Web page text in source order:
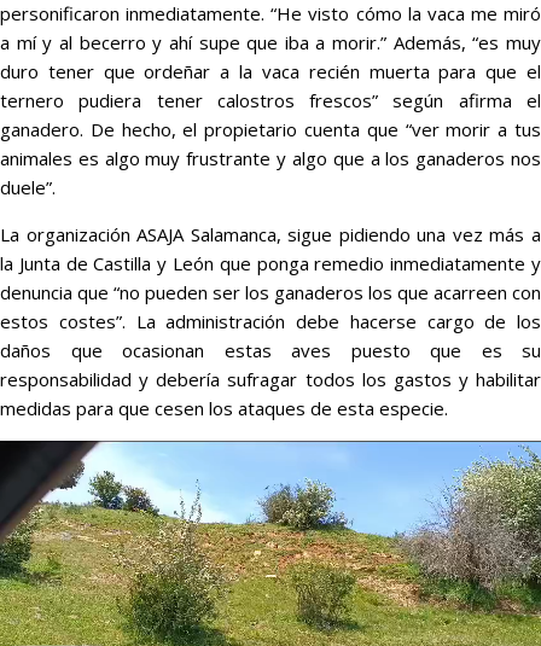
personificaron inmediatamente. “He visto cómo la vaca me miró
a mí y al becerro y ahí supe que iba a morir.” Además, “es muy
duro tener que ordeñar a la vaca recién muerta para que el
ternero pudiera tener calostros frescos” según afirma el
ganadero. De hecho, el propietario cuenta que “ver morir a tus
animales es algo muy frustrante y algo que a los ganaderos nos
duele”.
La organización ASAJA Salamanca, sigue pidiendo una vez más a
la Junta de Castilla y León que ponga remedio inmediatamente y
denuncia que “no pueden ser los ganaderos los que acarreen con
estos costes”. La administración debe hacerse cargo de los
daños que ocasionan estas aves puesto que es su
responsabilidad y debería sufragar todos los gastos y habilitar
medidas para que cesen los ataques de esta especie.